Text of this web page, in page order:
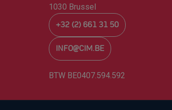
1030 Brussel
+32 (2) 661 31 50
INFO@CIM.BE
BTW BE0407.594.592